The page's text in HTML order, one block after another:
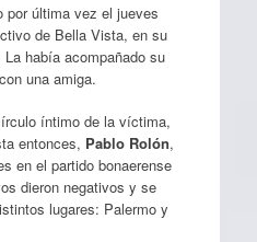
última vez el jueves
de Bella Vista, en su
había acompañado su
una amiga.
íntimo de la víctima,
entonces, Pablo Rolón,
en el partido bonaerense
dieron negativos y se
lugares: Palermo y